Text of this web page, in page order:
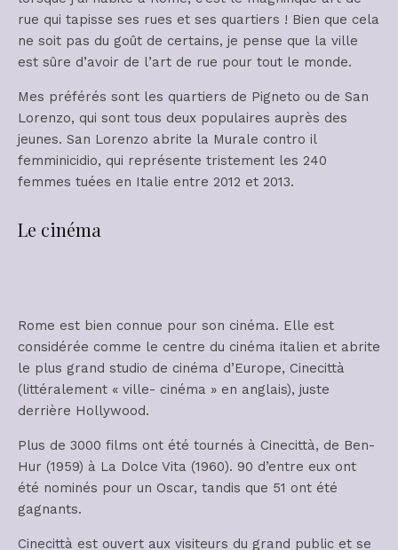
rue qui tapisse ses rues et ses quartiers ! Bien que cela
ne soit pas du goût de certains, je pense que la ville
est sûre d’avoir de l’art de rue pour tout le monde.
Mes préférés sont les quartiers de Pigneto ou de San
Lorenzo, qui sont tous deux populaires auprès des
jeunes. San Lorenzo abrite la Murale contro il
femminicidio, qui représente tristement les 240
femmes tuées en Italie entre 2012 et 2013.
Le cinéma
Rome est bien connue pour son cinéma. Elle est
considérée comme le centre du cinéma italien et abrite
le plus grand studio de cinéma d’Europe, Cinecittà
(littéralement « ville- cinéma » en anglais), juste
derrière Hollywood.
Plus de 3000 films ont été tournés à Cinecittà, de Ben-
Hur (1959) à La Dolce Vita (1960). 90 d’entre eux ont
été nominés pour un Oscar, tandis que 51 ont été
gagnants.
Cinecittà est ouvert aux visiteurs du grand public et se